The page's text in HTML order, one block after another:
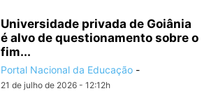
Universidade privada de Goiânia
é alvo de questionamento sobre o
fim...
Portal Nacional da Educação -
21 de julho de 2026 - 12:12h